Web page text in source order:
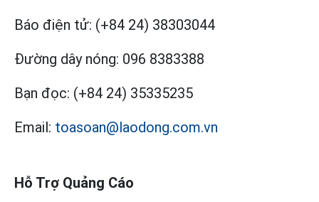
Báo điện tử: (+84 24) 38303044
Đường dây nóng: 096 8383388
Bạn đọc: (+84 24) 35335235
Email: toasoan@laodong.com.vn
Hỗ Trợ Quảng Cáo